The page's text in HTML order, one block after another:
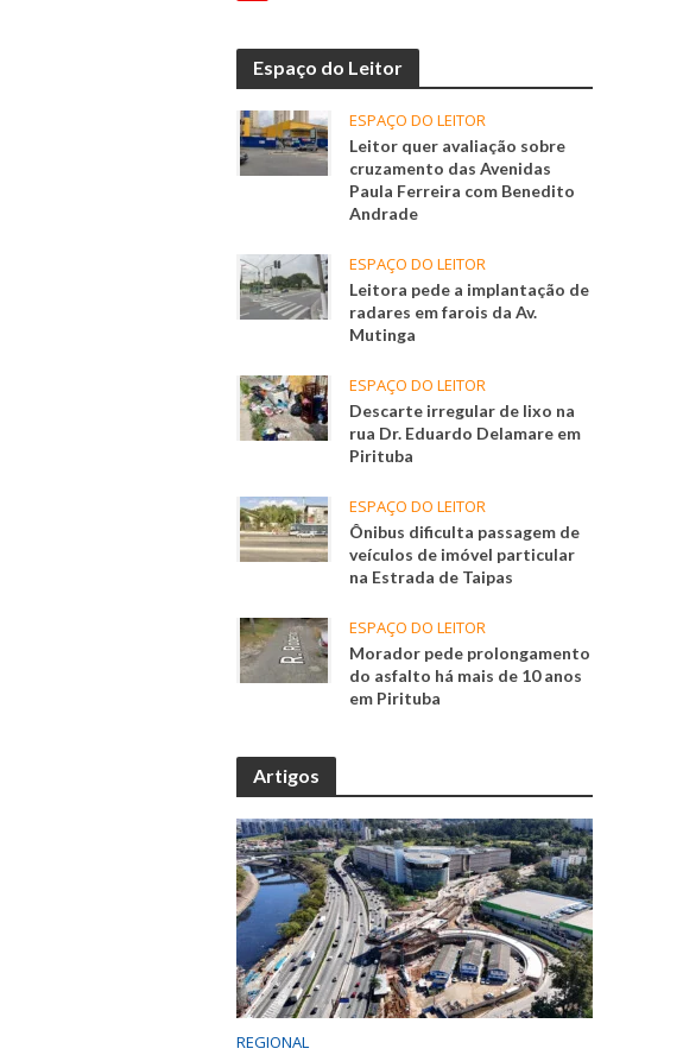
Espaço do Leitor
ESPAÇO DO LEITOR
Leitor quer avaliação sobre
cruzamento das Avenidas
Paula Ferreira com Benedito
Andrade
ESPAÇO DO LEITOR
Leitora pede a implantação de
radares em farois da Av.
Mutinga
ESPAÇO DO LEITOR
Descarte irregular de lixo na
rua Dr. Eduardo Delamare em
Pirituba
ESPAÇO DO LEITOR
Ônibus dificulta passagem de
veículos de imóvel particular
na Estrada de Taipas
ESPAÇO DO LEITOR
Morador pede prolongamento
do asfalto há mais de 10 anos
em Pirituba
Artigos
REGIONAL